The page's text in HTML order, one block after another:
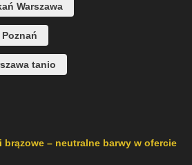
Warszawa
tanio
brązowe – neutralne barwy w ofercie